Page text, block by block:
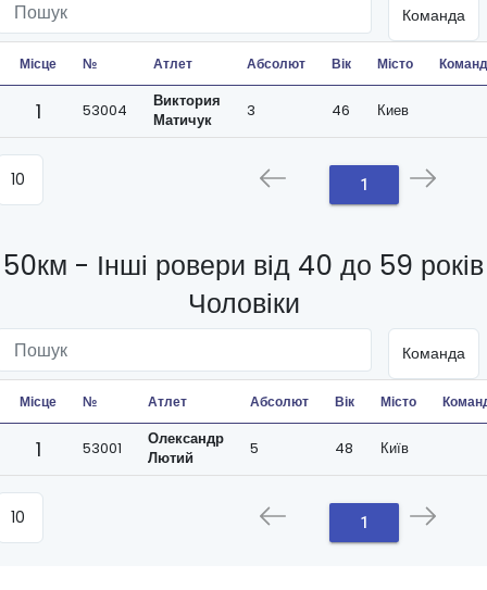
Місце № Атлет Абсолют Вік Місто
1 53004
Виктория
Матичук
3 46 Киев
1
50км - Інші ровери від 40 до 59 років
Чоловіки
Місце № Атлет Абсолют Вік Місто
1 53001
Олександр
Лютий
5 48 Київ
1